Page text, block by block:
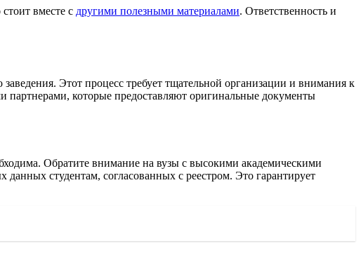
вместе с другими полезными материалами. Ответственность и
Этот процесс требует тщательной организации и внимания к
партнерами, которые предоставляют оригинальные документы
Обратите внимание на вузы с высокими академическими
студентам, согласованных с реестром. Это гарантирует